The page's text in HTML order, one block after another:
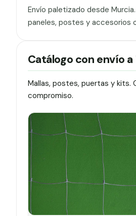
Envío paletizado desde
paneles, postes y accesorios
Catálogo con envío
Mallas, postes, puertas y kits.
compromiso.